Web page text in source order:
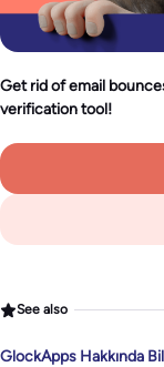
Get rid of email
verification tool!
See also
GlockApps Hakkında